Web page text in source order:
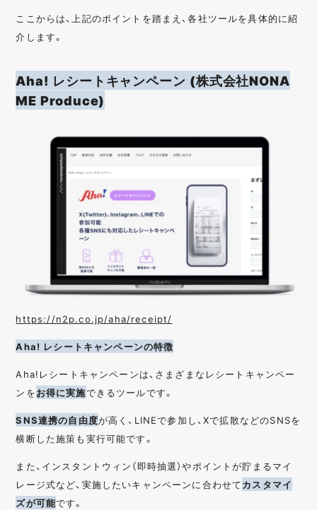
ここからは、上記のポイントを踏まえ、各社ツールを具体的に紹
介します。
Aha! レシートキャンペーン (株式会社NONA
ME Produce)
https://n2p.co.jp/aha/receipt/
Aha! レシートキャンペーンの特徴
Aha!レシートキャンペーンは、さまざまなレシートキャンペー
ンをお得に実施できるツールです。
SNS連携の自由度が高く、LINEで参加し、Xで拡散などのSNSを
横断した施策も実行可能です。
また、インスタントウィン（即時抽選）やポイントが貯まるマイ
レージ式など、実施したいキャンペーンに合わせてカスタマイ
ズが可能です。